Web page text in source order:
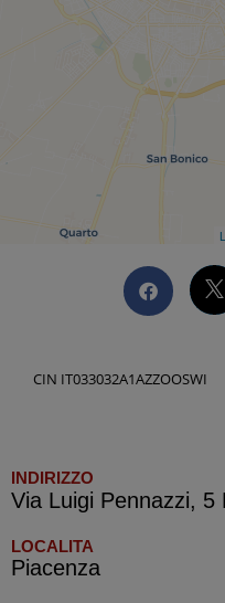
CIN IT033032A1AZZOOSWI
INDIRIZZO
Via Luigi Pennazzi, 5
LOCALITA
Piacenza